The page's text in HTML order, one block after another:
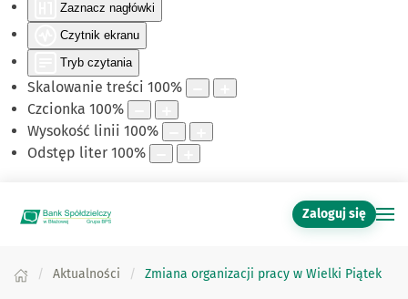
Zaznacz nagłówki
Czytnik ekranu
Tryb czytania
Skalowanie treści 100%
Czcionka 100%
Wysokość linii 100%
Odstęp liter 100%
Zaloguj się
Aktualności Zmiana organizacji pracy w Wielki Piątek